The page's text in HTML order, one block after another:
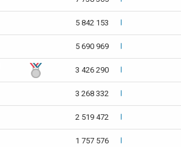
5 842 153
5 690 969
3 426 290
3 268 332
2 519 472
1 757 576